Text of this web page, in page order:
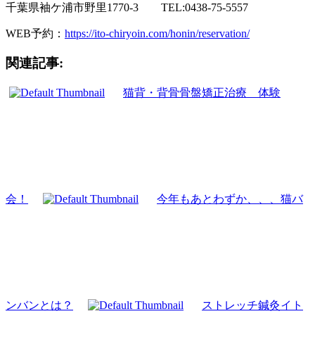
千葉県袖ケ浦市野里1770-3 TEL:0438-75-5557
WEB予約： https://ito-chiryoin.com/honin/reservation/
関連記事:
猫背・背骨骨盤矯正治療 体験
会！ 今年もあとわずか、、、猫バ
ンバンとは？ ストレッチ鍼灸イト